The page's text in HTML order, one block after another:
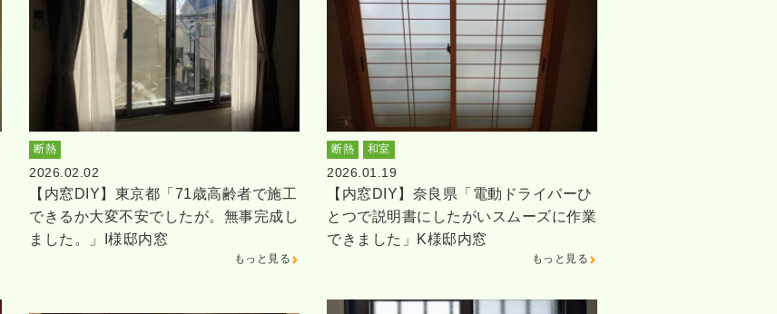
断熱
2026.02.02
【内窓DIY】東京都「71歳高齢者で施工
できるか大変不安でしたが。無事完成し
ました。」I様邸内窓
もっと見る
断熱 和室
2026.01.19
【内窓DIY】奈良県「電動ドライバーひ
とつで説明書にしたがいスムーズに作業
できました」K様邸内窓
もっと見る